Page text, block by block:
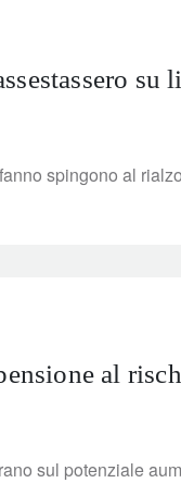
spingono al
al
sul potenziale